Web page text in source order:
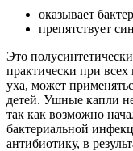
оказывает
препятствует
Это
практически при
уха, может
детей. Ушные капли
так как возможно
бактериальной
антибиотику, в